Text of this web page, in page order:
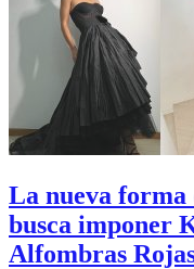
La nueva forma
busca imponer
Alfombras